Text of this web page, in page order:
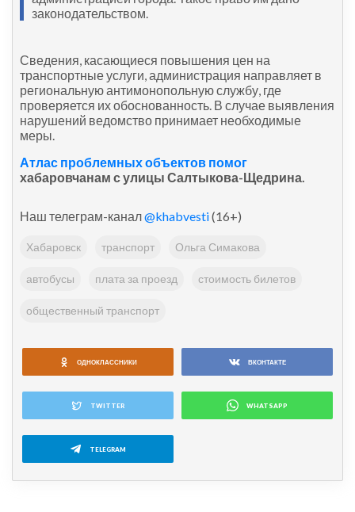
законодательством.
Сведения, касающиеся повышения цен на
транспортные услуги, администрация направляет в
региональную антимонопольную службу, где
проверяется их обоснованность. В случае выявления
нарушений ведомство принимает необходимые
меры.
Атлас проблемных объектов помог
хабаровчанам с улицы Салтыкова-Щедрина.
Наш телеграм-канал@khabvesti(16+)
Хабаровск транспорт Ольга Симакова
автобусы плата за проезд стоимость билетов
общественный транспорт
ОДНОКЛАССНИКИ ВКОНТАКТЕ
TWITTER WHATSAPP
TELEGRAM